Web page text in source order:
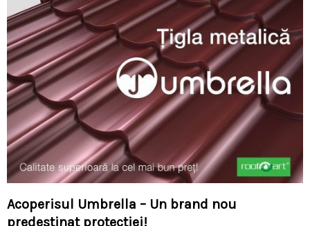
Acoperisul Umbrella – Un brand nou
predestinat protectiei!